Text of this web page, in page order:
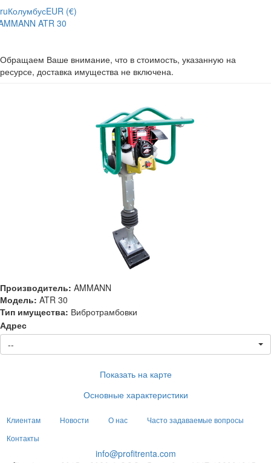
ruКолумбусEUR (€)
ATR 30
Обращаем Ваше внимание, что в стоимость, указанную на
ресурсе, доставка имущества не включена.
Производитель: AMMANN
Модель: ATR 30
Тип имущества: Вибротрамбовки
Адрес
--
Показать на карте
Основные характеристики
Клиентам Новости О нас
Часто задаваемые вопросы
Контакты
info@profitrenta.com